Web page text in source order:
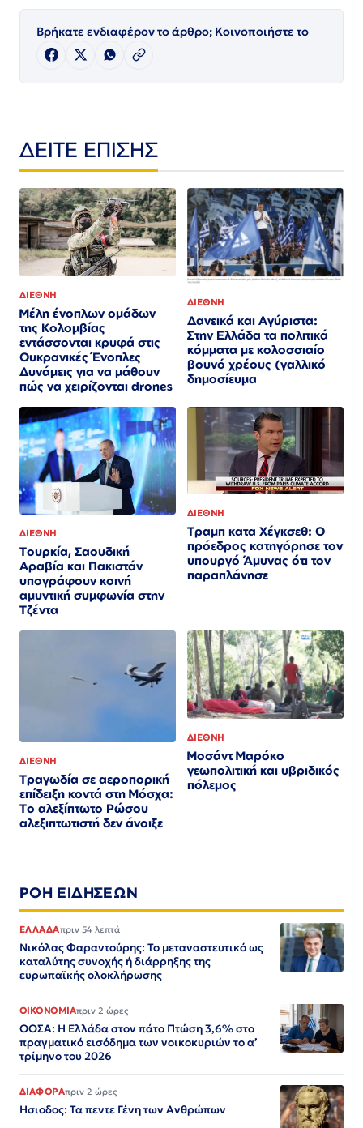
Βρήκατε ενδιαφέρον το άρθρο; Κοινοποιήστε το
ΔΕΙΤΕ ΕΠΙΣΗΣ
ΔΙΕΘΝΗ
Μέλη ένοπλων ομάδων
της Κολομβίας
εντάσσονται κρυφά στις
Ουκρανικές Ένοπλες
Δυνάμεις για να μάθουν
πώς να χειρίζονται drones
ΔΙΕΘΝΗ
Δανεικά και Αγύριστα:
Στην Ελλάδα τα πολιτικά
κόμματα με κολοσσιαίο
βουνό χρέους (γαλλικό
δημοσίευμα
ΔΙΕΘΝΗ
Τουρκία, Σαουδική
Αραβία και Πακιστάν
υπογράφουν κοινή
αμυντική συμφωνία στην
Τζέντα
ΔΙΕΘΝΗ
Τραμπ κατα Χέγκσεθ: Ο
πρόεδρος κατηγόρησε τον
υπουργό Άμυνας ότι τον
παραπλάνησε
ΔΙΕΘΝΗ
Τραγωδία σε αεροπορική
επίδειξη κοντά στη Μόσχα:
Το αλεξίπτωτο Ρώσου
αλεξιπτωτιστή δεν άνοιξε
ΔΙΕΘΝΗ
Μοσάντ Μαρόκο
γεωπολιτική και υβριδικός
πόλεμος
ΡΟΗ ΕΙΔΗΣΕΩΝ
ΕΛΛΑΔΑπριν 54 λεπτά
Νικόλας Φαραντούρης: Το μεταναστευτικό ως
καταλύτης συνοχής ή διάρρηξης της
ευρωπαϊκής ολοκλήρωσης
ΟΙΚΟΝΟΜΙΑπριν 2 ώρες
ΟΟΣΑ: Η Ελλάδα στον πάτο Πτώση 3,6% στο
πραγματικό εισόδημα των νοικοκυριών το α’
τρίμηνο του 2026
ΔΙΑΦΟΡΑπριν 2 ώρες
Ησιοδος: Τα πεντε Γένη των Ανθρώπων